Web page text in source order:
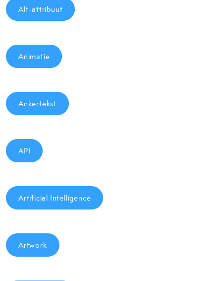
Alt-attribuut
Animatie
Ankertekst
API
Artificial Intelligence
Artwork